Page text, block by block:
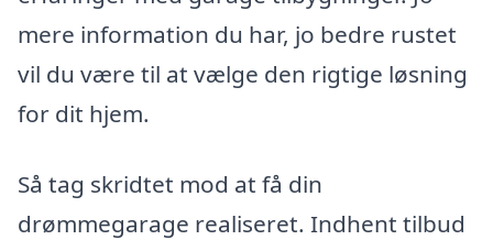
mere information du har, jo bedre rustet
vil du være til at vælge den rigtige løsning
for dit hjem.
Så tag skridtet mod at få din
drømmegarage realiseret. Indhent tilbud